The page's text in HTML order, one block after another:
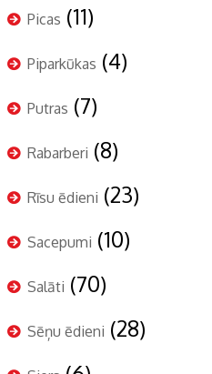
Picas (11)
Piparkūkas (4)
Putras (7)
Rabarberi (8)
Rīsu ēdieni (23)
Sacepumi (10)
Salāti (70)
Sēņu ēdieni (28)